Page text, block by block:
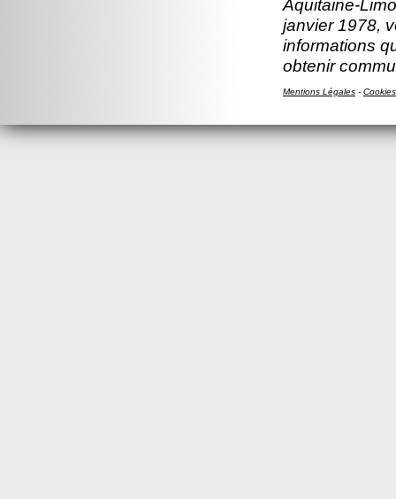
Aquitaine-
janvier 1978,
informations
obtenir
Mentions Légales - Cookies